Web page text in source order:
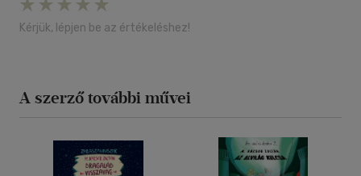
Kérjük, lépjen be az értékeléshez!
A szerző további művei